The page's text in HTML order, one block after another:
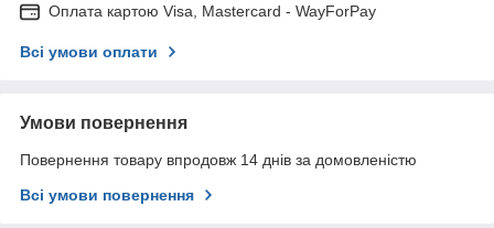
Оплата картою Visa, Mastercard - WayForPay
Всі умови оплати
Умови повернення
Повернення товару впродовж 14 днів за домовленістю
Всі умови повернення